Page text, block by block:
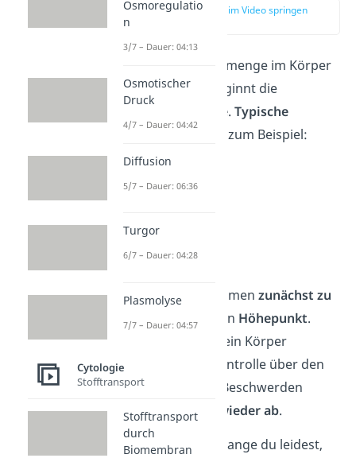
zur Stelle im Video springen
Sobald die Erregermenge im Körper
groß genug ist, beginnt die
Erkrankungsphase.Typische
Beschwerden
sind zum Beispiel:
Fieber
Husten
Durchfall
Müdigkeit
Die Symptome nehmen zunächst zu
und erreichen einen Höhepunkt.
Danach gewinnt dein Körper
zunehmend die Kontrolle über den
Erreger – und die Beschwerden
klingen langsam wieder ab.
Wie stark und wie lange du leidest,
Osmoregulatio
n
3/7 – Dauer: 04:13
Osmotischer
Druck
4/7 – Dauer: 04:42
Diffusion
5/7 – Dauer: 06:36
Turgor
6/7 – Dauer: 04:28
Plasmolyse
7/7 – Dauer: 04:57
Cytologie
Stofftransport
Stofftransport
durch
Biomembran